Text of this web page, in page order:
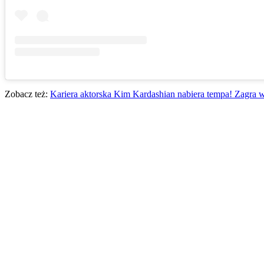
Zobacz też: Kariera aktorska Kim Kardashian nabiera tempa!